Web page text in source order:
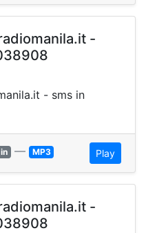
-
- sms in
in — MP3 Play
-